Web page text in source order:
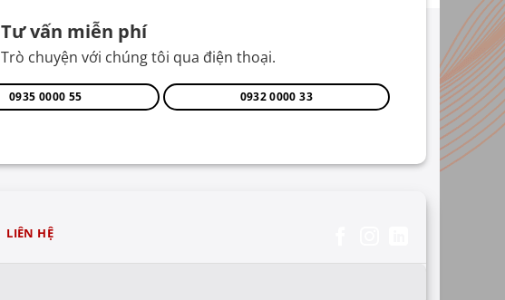
Tư vấn miễn phí
Trò chuyện với chúng tôi qua điện thoại.
0935 0000 55 0932 0000 33
LIÊN HỆ